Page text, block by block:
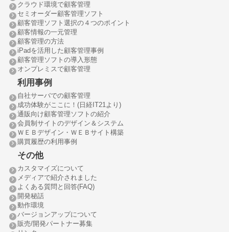
クラウド環境で顧客管理
セミオーダー顧客管理ソフト
顧客管理ソフト選択の４つのポイント
顧客情報の一元管理
顧客管理の方法
iPadを活用した顧客管理事例
顧客管理ソフトの導入形態
オンプレミスで顧客管理
利用事例
自社サーバでの顧客管理
成功体験がここに！(日経IT21より)
通販向け顧客管理ソフトの紹介
会員制サイトのデザイン＆システム
ＷＥＢデザイン・ＷＥＢサイト構築
購買履歴の利用事例
その他
カスタマイズについて
メディアで紹介されました
よくある質問と回答(FAQ)
開発秘話
動作環境
バージョンアップについて
販売/開発パートナー募集